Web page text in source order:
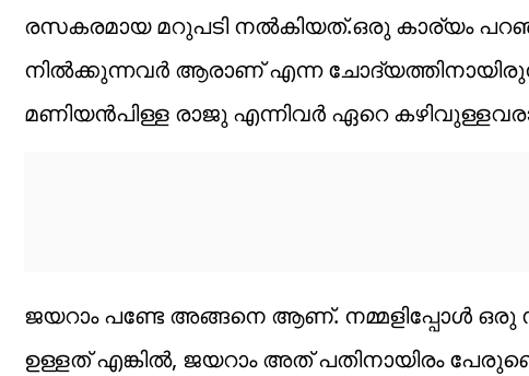
രസകരമായ മറുപടി നല്‍കിയത്.ഒരു കാര്യം പറഞ്ഞ്
നില്‍ക്കുന്നവര്‍ ആരാണ് എന്ന
മണിയന്‍പിള്ള രാജു എന്നിവര്‍ ഏറെ
ജയറാം പണ്ടേ അങ്ങനെ ആണ്. നമ്മളിപ്പോള്‍
ഉള്ളത് എങ്കില്‍, ജയറാം അത് പതിനായിരം